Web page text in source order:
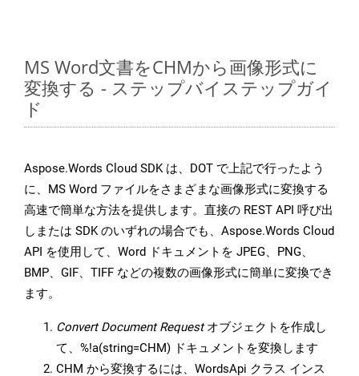
MS Word文書をCHMから画像形式に
変換する - ステップバイステップガイ
ド
Aspose.Words Cloud SDK は、DOT で上記で行ったよう
に、MS Word ファイルをさまざまな画像形式に変換する
高速で簡単な方法を提供します。直接の REST API 呼び出
しまたは SDK のいずれの場合でも、Aspose.Words Cloud
API を使用して、Word ドキュメントを JPEG、PNG、
BMP、GIF、TIFF などの複数の画像形式に簡単に変換でき
ます。
Convert Document Requestオブジェクトを作成し
て、%!a(string=CHM) ドキュメントを変換します
CHM から変換するには、WordsApi クラス インス